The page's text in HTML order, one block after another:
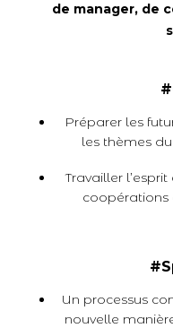
de manager, de
Préparer les
les thèmes
Travailler
coopérations
Un processus
nouvelle